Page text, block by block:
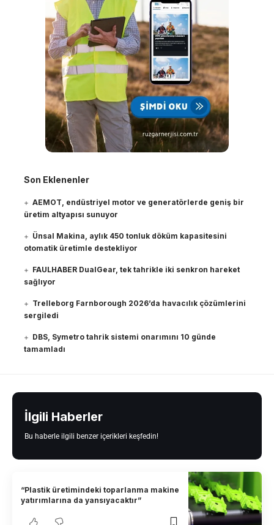
Son Eklenenler
AEMOT, endüstriyel motor ve generatörlerde geniş bir
üretim altyapısı sunuyor
Ünsal Makina, aylık 450 tonluk döküm kapasitesini
otomatik üretimle destekliyor
FAULHABER DualGear, tek tahrikle iki senkron hareket
sağlıyor
Trelleborg Farnborough 2026’da havacılık çözümlerini
sergiledi
DBS, Symetro tahrik sistemi onarımını 10 günde
tamamladı
İlgili Haberler
Bu haberle ilgili benzer içerikleri keşfedin!
“Plastik üretimindeki toparlanma makine
yatırımlarına da yansıyacaktır”